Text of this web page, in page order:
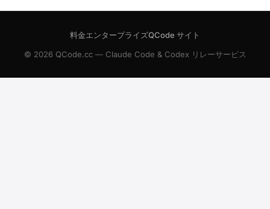
料金エンタープライズQCode サイト
© 2026 QCode.cc — Claude Code & Codex リレーサービス